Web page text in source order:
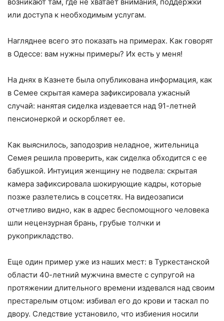
или доступа к необходимым услугам.
Нагляднее всего это показать на примерах. Как говорят
в Одессе: вам нужны примеры? Их есть у меня!
На днях в Казнете была опубликована информация, как
в Семее скрытая камера зафиксировала ужасный
случай: нанятая сиделка издевается над 91-летней
пенсионеркой и оскорбляет ее.
Как выяснилось, заподозрив неладное, жительница
Семея решила проверить, как сиделка обходится с ее
бабушкой. Интуиция женщину не подвела: скрытая
камера зафиксировала шокирующие кадры, которые
позже разлетелись в соцсетях. На видеозаписи
отчетливо видно, как в адрес беспомощного человека
шли нецензурная брань, грубые толчки и
рукоприкладство.
Еще один пример уже из наших мест: в Туркестанской
области 40-летний мужчина вместе с супругой на
протяжении длительного времени издевался над своим
престарелым отцом: избивал его до крови и таскал по
двору. Следствие установило, что избиения носили